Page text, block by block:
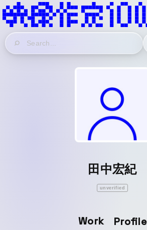
田中宏紀
unverified
Work Profile